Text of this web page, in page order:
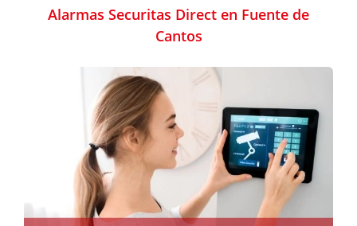
Alarmas Securitas Direct en Fuente de
Cantos